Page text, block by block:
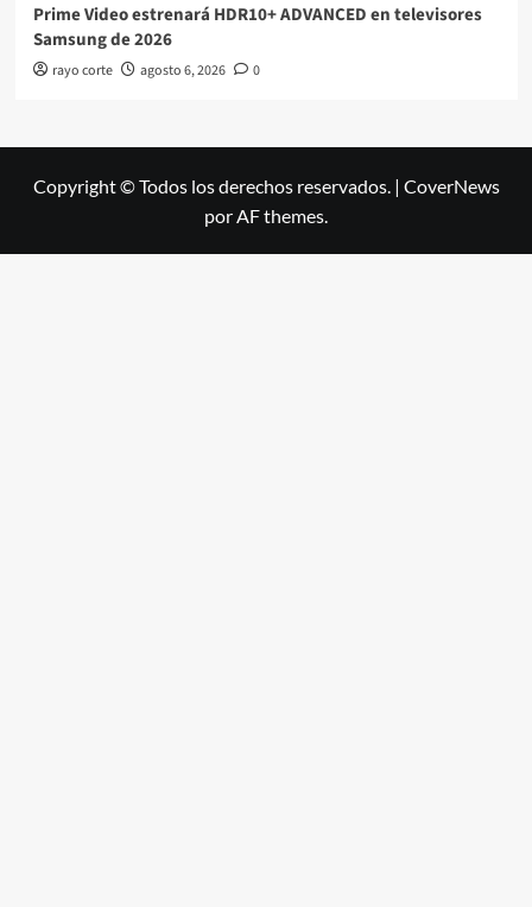
Prime Video estrenará HDR10+ ADVANCED en televisores
Samsung de 2026
rayo corte agosto 6, 2026 0
Copyright © Todos los derechos reservados. | CoverNews
por AF themes.